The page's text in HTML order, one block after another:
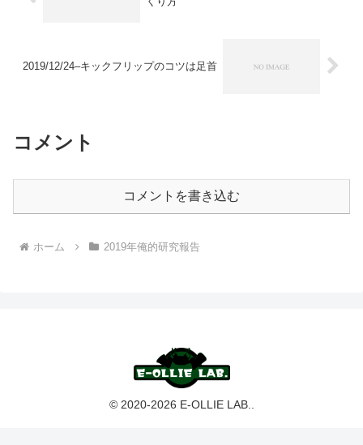
2019/12/24–キックフリップのコツは足首
コメント
コメントを書き込む
ホーム 2019年俺的研究報告
© 2020-2026 E-OLLIE LAB..